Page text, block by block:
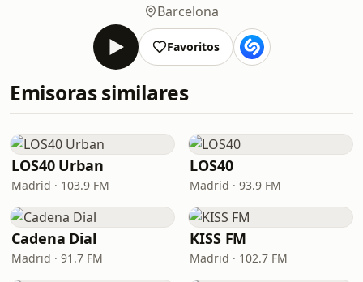
Barcelona
Favoritos
Emisoras similares
LOS40 Urban
Madrid · 103.9 FM
LOS40
Madrid · 93.9 FM
Cadena Dial
Madrid · 91.7 FM
KISS FM
Madrid · 102.7 FM